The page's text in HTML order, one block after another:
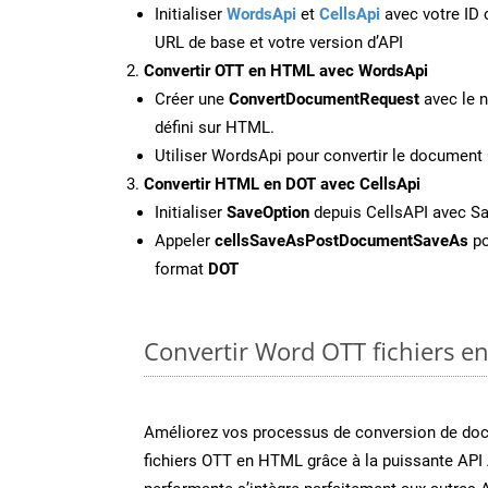
Initialiser WordsApi et CellsApi avec votre ID
URL de base et votre version d’API
Convertir OTT en HTML avec WordsApi
Créer une ConvertDocumentRequest avec le
défini sur HTML.
Utiliser WordsApi pour convertir le document
Convertir HTML en DOT avec CellsApi
Initialiser SaveOption depuis CellsAPI avec
Appeler cellsSaveAsPostDocumentSaveAs
format DOT
Convertir Word OTT fichiers
Améliorez vos processus de conversion de
fichiers OTT en HTML grâce à la puissante